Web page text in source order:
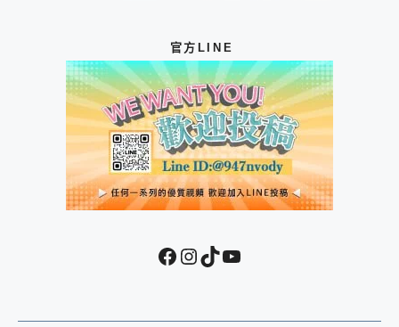
官方LINE
Facebook
Instagram
TikTokYouTube